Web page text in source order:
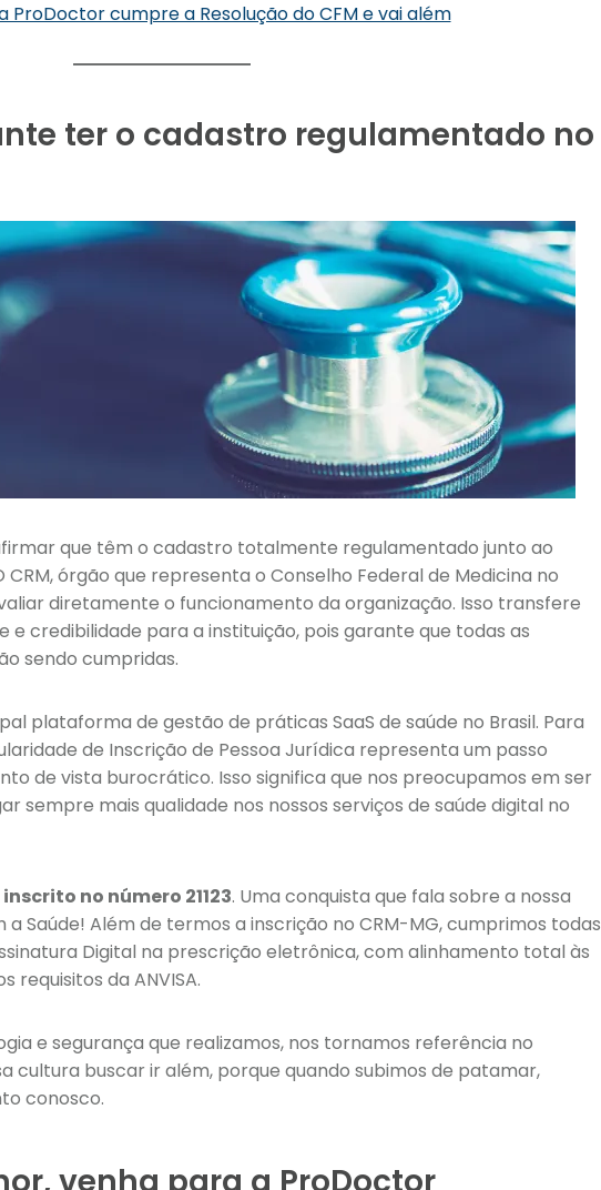
ProDoctor cumpre a Resolução do CFM e vai além
ter o cadastro regulamentado no
que têm o cadastro totalmente regulamentado junto ao
CRM, órgão que representa o Conselho Federal de Medicina no
diretamente o funcionamento da organização. Isso transfere
e credibilidade para a instituição, pois garante que todas as
sendo cumpridas.
plataforma de gestão de práticas SaaS de saúde no Brasil. Para
de Inscrição de Pessoa Jurídica representa um passo
de vista burocrático. Isso significa que nos preocupamos em ser
sempre mais qualidade nos nossos serviços de saúde digital no
no número 21123. Uma conquista que fala sobre a nossa
Saúde! Além de termos a inscrição no CRM-MG, cumprimos todas
Digital na prescrição eletrônica, com alinhamento total às
requisitos da ANVISA.
e segurança que realizamos, nos tornamos referência no
cultura buscar ir além, porque quando subimos de patamar,
conosco.